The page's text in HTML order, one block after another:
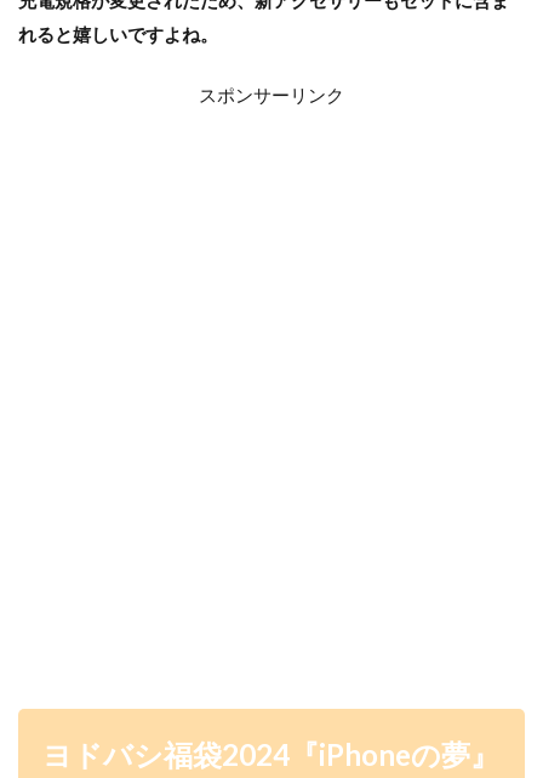
れると嬉しいですよね。​
スポンサーリンク
ヨドバシ福袋2024『iPhoneの夢』